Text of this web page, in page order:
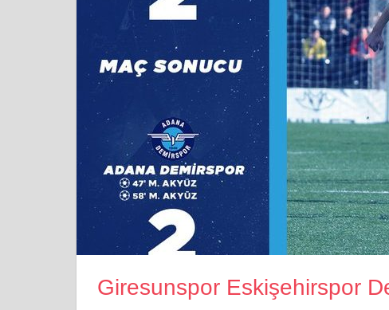
Giresunspor Eskişehirspor